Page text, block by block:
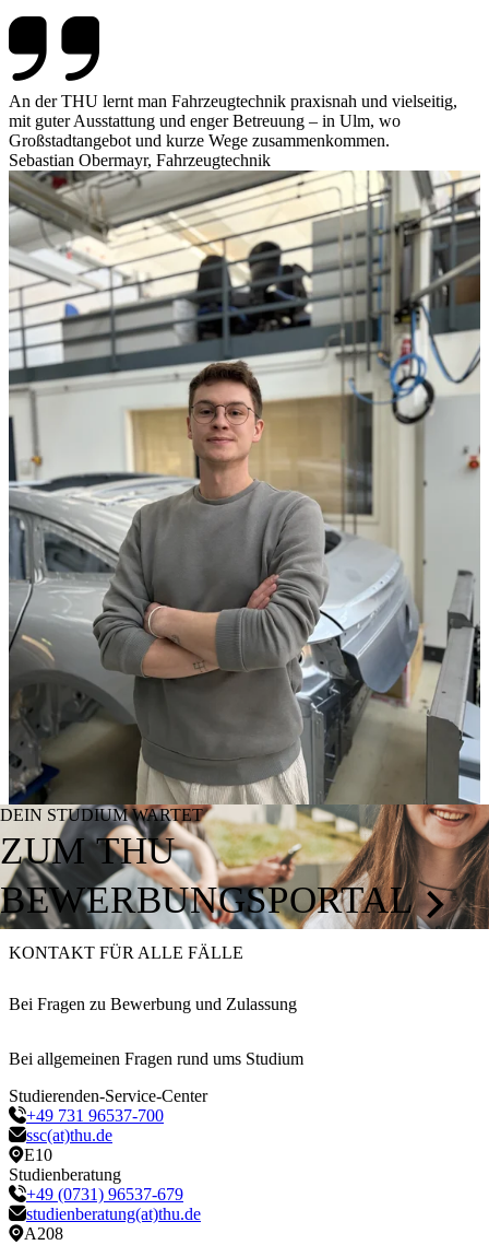
An der THU lernt man Fahrzeugtechnik praxisnah und vielseitig,
mit guter Ausstattung und enger Betreuung – in Ulm, wo
Großstadtangebot und kurze Wege zusammenkommen.
Sebastian Obermayr, Fahrzeugtechnik
DEIN STUDIUM WARTET
ZUM THU
BEWERBUNGSPORTAL
KONTAKT FÜR ALLE FÄLLE
Bei Fragen zu Bewerbung und Zulassung
Bei allgemeinen Fragen rund ums Studium
Studierenden-Service-Center
+49 731 96537-700
ssc(at)thu.de
E10
Studienberatung
+49 (0731) 96537-679
studienberatung(at)thu.de
A208